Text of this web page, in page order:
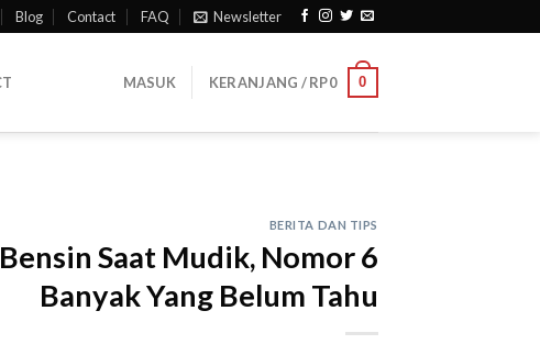
Blog Contact FAQ Newsletter
MASUK KERANJANG /RP0 0
BERITA DAN TIPS
Saat Mudik, Nomor 6
Banyak Yang Belum Tahu